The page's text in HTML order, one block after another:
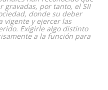
gravadas, por tanto, el SII
donde su deber
vigente y ejercer las
Exigirle algo distinto
a la función para